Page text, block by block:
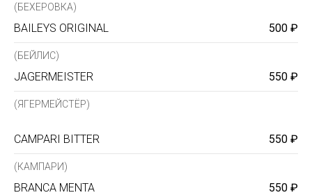
(БЕХЕРОВКА)
BAILEYS ORIGINAL 500 ₽
(БЕЙЛИС)
JAGERMEISTER 550 ₽
(ЯГЕРМЕЙСТЁР)
CAMPARI BITTER 550 ₽
(КАМПАРИ)
BRANCA MENTA 550 ₽